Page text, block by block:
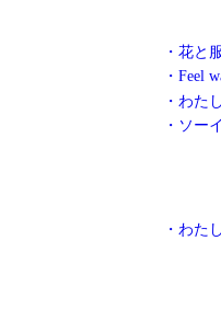
・花と
・Feel
・わた
・ソー
・わた